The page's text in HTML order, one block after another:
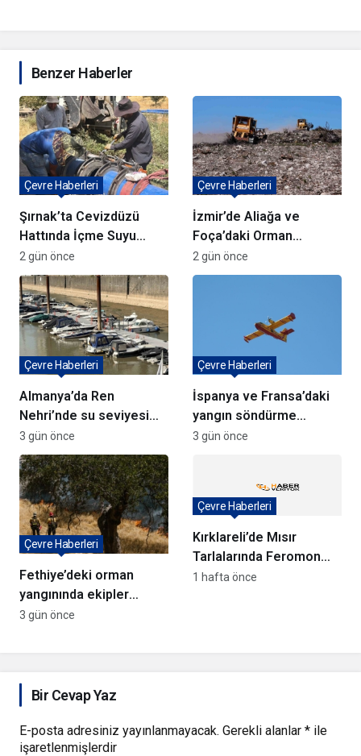
Benzer Haberler
Şırnak’ta Cevizdüzü
Hattında İçme Suyu
Çalışmaları Devam
Ediyor
Çevre Haberleri
2 gün önce
İzmir’de Aliağa ve
Foça’daki Orman
Yangınlarında
Ağaçlandırma Devam
Çevre Haberleri
2 gün önce
Almanya’da Ren
Nehri’nde su seviyesi
tarihi düşüşte
Çevre Haberleri
3 gün önce
İspanya ve Fransa’daki
yangın söndürme
uçakları Türkiye’ye
Çevre Haberleri
3 gün önce
Fethiye’deki orman
yangınında ekipler
anında müdahale ediyor
Çevre Haberleri
3 gün önce
Kırklareli’de Mısır
Tarlalarında Feromon
Tuzaklarıyla Verim
Çevre Haberleri
1 hafta önce
Bir Cevap Yaz
E-posta adresiniz yayınlanmayacak. Gerekli alanlar * ile
işaretlenmişlerdir